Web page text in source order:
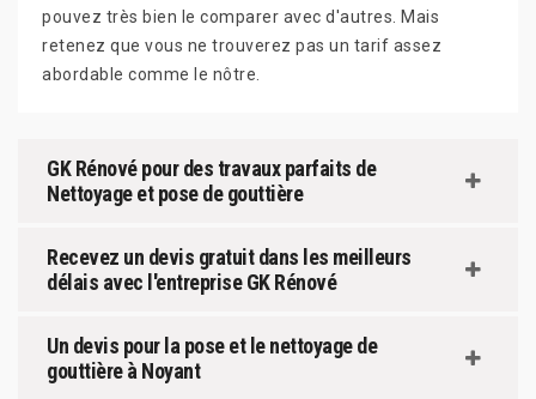
pouvez très bien le comparer avec d'autres. Mais
retenez que vous ne trouverez pas un tarif assez
abordable comme le nôtre.
GK Rénové pour des travaux parfaits de
Nettoyage et pose de gouttière
Recevez un devis gratuit dans les meilleurs
délais avec l'entreprise GK Rénové
Un devis pour la pose et le nettoyage de
gouttière à Noyant